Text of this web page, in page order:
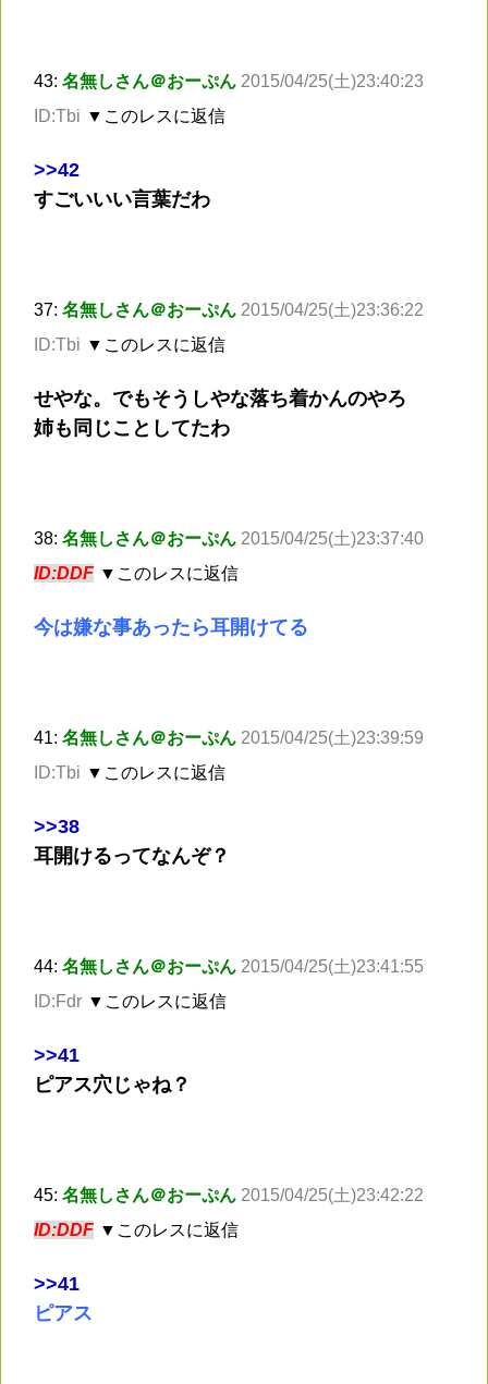
43: 名無しさん＠おーぷん 2015/04/25(土)23:40:23
ID:Tbi ▼このレスに返信
>>42
すごいいい言葉だわ
37: 名無しさん＠おーぷん 2015/04/25(土)23:36:22
ID:Tbi ▼このレスに返信
せやな。でもそうしやな落ち着かんのやろ
姉も同じことしてたわ
38: 名無しさん＠おーぷん 2015/04/25(土)23:37:40
ID:DDF ▼このレスに返信
今は嫌な事あったら耳開けてる
41: 名無しさん＠おーぷん 2015/04/25(土)23:39:59
ID:Tbi ▼このレスに返信
>>38
耳開けるってなんぞ？
44: 名無しさん＠おーぷん 2015/04/25(土)23:41:55
ID:Fdr ▼このレスに返信
>>41
ピアス穴じゃね？
45: 名無しさん＠おーぷん 2015/04/25(土)23:42:22
ID:DDF ▼このレスに返信
>>41
ピアス